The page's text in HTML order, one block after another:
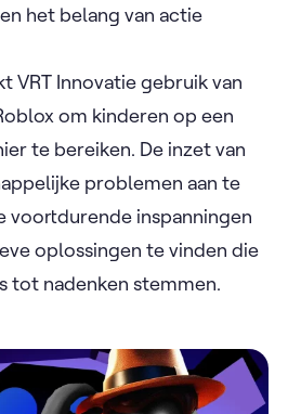
het belang van actie
VRT Innovatie gebruik van
om kinderen op een
te bereiken. De inzet van
problemen aan te
voortdurende inspanningen
oplossingen te vinden die
tot nadenken stemmen.